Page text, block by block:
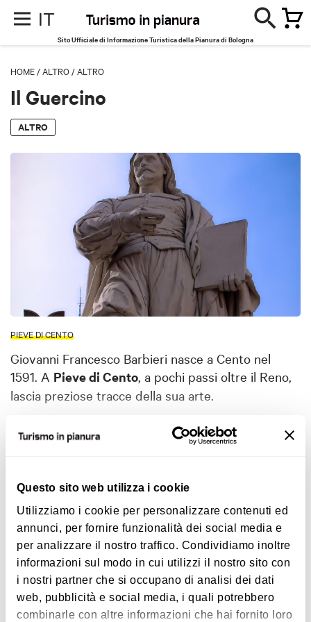
Questo sito web utilizza i cookie
Utilizziamo i cookie per personalizzare contenuti ed
annunci, per fornire funzionalità dei social media e
per analizzare il nostro traffico. Condividiamo inoltre
informazioni sul modo in cui utilizzi il nostro sito con
i nostri partner che si occupano di analisi dei dati
web, pubblicità e social media, i quali potrebbero
combinarle con altre informazioni che hai fornito loro
IT
Sito Ufficiale di Informazione Turistica della Pianura di Bologna
HOME /ALTRO /ALTRO
Il Guercino
ALTRO
PIEVE DI CENTO
Giovanni Francesco Barbieri nasce a Cento nel
1591. A Pieve di Cento , a pochi passi oltre il Reno,
lascia preziose tracce della sua arte.
Detto il Guercino a causa di un occhio guercio, è
uno dei massimi esponenti della grande stagione
Fondamentale per la sua formazione artistica è
l'incontro conLudovico Carracci, che lo inserisce
nell'ambiente culturale bolognese. Guercino
sviluppa poi uno stile personale, coerente coi
dettami dell'estetica barocca senza mai rinunciare a
quelle istanze di verità proprie della lezione
carraccesca.
Interessi
Lifestyle